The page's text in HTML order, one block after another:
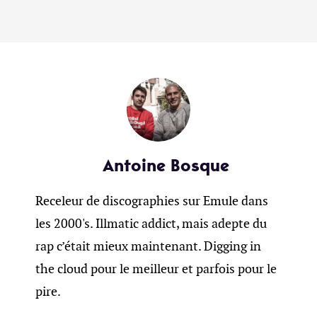
Antoine Bosque
Receleur de discographies sur Emule dans
les 2000's. Illmatic addict, mais adepte du
rap c’était mieux maintenant. Digging in
the cloud pour le meilleur et parfois pour le
pire.